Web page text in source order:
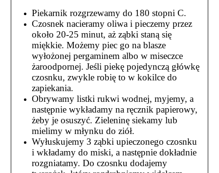
Piekarnik rozgrzewamy do 180 stopni C.
Czosnek nacieramy oliwa i pieczemy przez
około 20-25 minut, aż ząbki staną się
miękkie. Możemy piec go na blasze
wyłożonej pergaminem albo w miseczce
żaroodpornej. Jeśli piekę pojedynczą główkę
czosnku, zwykle robię to w kokilce do
zapiekania.
Obrywamy listki rukwi wodnej, myjemy, a
następnie wykładamy na ręcznik papierowy,
żeby je osuszyć. Zieleninę siekamy lub
mielimy w młynku do ziół.
Wyłuskujemy 3 ząbki upieczonego czosnku
i wkładamy do miski, a następnie dokładnie
rozgniatamy. Do czosnku dodajemy